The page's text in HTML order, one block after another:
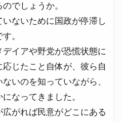
でしょうか。
ないために国政が停滞し
。
イアや野党が恐慌状態に
じたこと自体が、彼ら自
いのを知っていながら、
なってきました。
がれば民意がどこにある